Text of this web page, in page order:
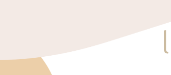
l